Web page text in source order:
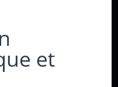
et